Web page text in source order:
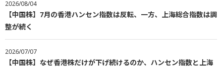
2026/08/04
【中国株】7月の香港ハンセン指数は反転、一方、上海総合指数は調
整が続く
2026/07/07
【中国株】なぜ香港株だけが下げ続けるのか、ハンセン指数と上海